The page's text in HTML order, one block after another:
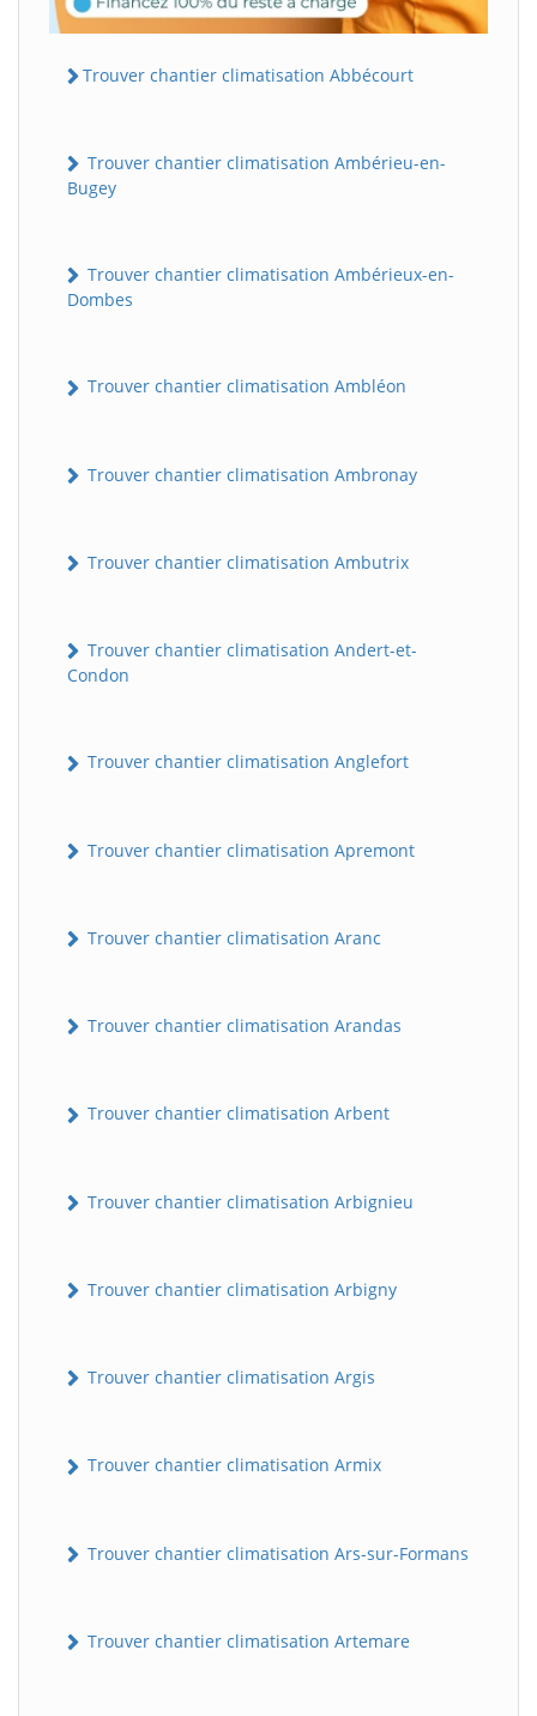
Trouver chantier climatisation Abbécourt
Trouver chantier climatisation Ambérieu-en-
Bugey
Trouver chantier climatisation Ambérieux-en-
Dombes
Trouver chantier climatisation Ambléon
Trouver chantier climatisation Ambronay
Trouver chantier climatisation Ambutrix
Trouver chantier climatisation Andert-et-
Condon
Trouver chantier climatisation Anglefort
Trouver chantier climatisation Apremont
Trouver chantier climatisation Aranc
Trouver chantier climatisation Arandas
Trouver chantier climatisation Arbent
Trouver chantier climatisation Arbignieu
Trouver chantier climatisation Arbigny
Trouver chantier climatisation Argis
Trouver chantier climatisation Armix
Trouver chantier climatisation Ars-sur-Formans
Trouver chantier climatisation Artemare